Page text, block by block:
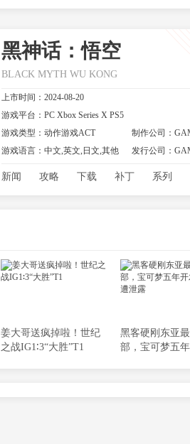
黑神话：悟空
BLACK MYTH WU KONG
上市时间：2024-08-20
游戏平台：PC Xbox Series X PS5
游戏类型：动作游戏ACT
制作公司：
游戏语言：中文,英文,日文,其他
发行公司：
新闻 攻略 下载 补丁 系列
姜大哥送疯掉啦！世纪
之战IG1∶3“大胜”T1
黑客硬刚东亚
部，宝可梦五